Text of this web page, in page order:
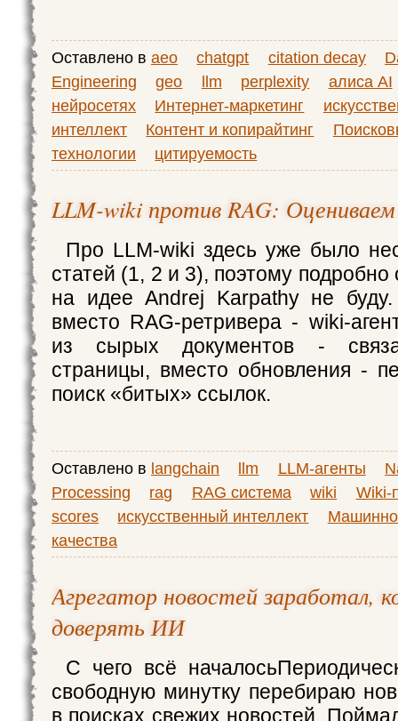
Оставлено в aeo chatgpt citation decay
Engineering
geo llm perplexity
алиса AI
нейросетях
Интернет-маркетинг
интеллект
Контент и копирайтинг
технологии
цитируемость
LLM-wiki против RAG: Оцениваем
Про LLM-wiki здесь уже было
статей (1, 2 и 3), поэтому подробно
на идее Andrej Karpathy не
вместо RAG-ретривера - wiki-
из сырых документов -
страницы, вместо обновления -
поиск «битых» ссылок.
Оставлено в langchain llm LLM-агенты
Processing
rag RAG система wiki
Wiki-
scores
искусственный интеллект
качества
Агрегатор новостей заработал,
доверять ИИ
С чего всё
свободную минутку перебираю
в поисках свежих новостей.